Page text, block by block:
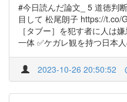
#今日読んだ論文_ 5 道徳判
目して 松尾朗子 https://t.co/
［タブー］を犯す者に人は
一体 ✅ケガレ観を持つ日本
2023-10-26 20:50:52